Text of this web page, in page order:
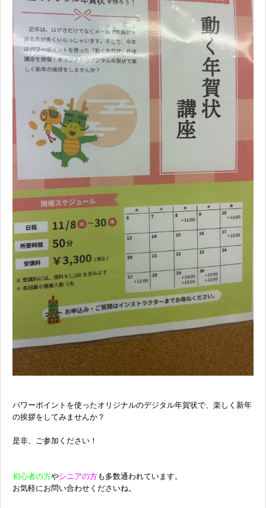
パワーポイントを使ったオリジナルのデジタル年賀状で、楽しく新年
の挨拶をしてみませんか？
是非、ご参加ください！
初心者の方やシニアの方も多数通われています。
お気軽にお問い合わせくださいね。